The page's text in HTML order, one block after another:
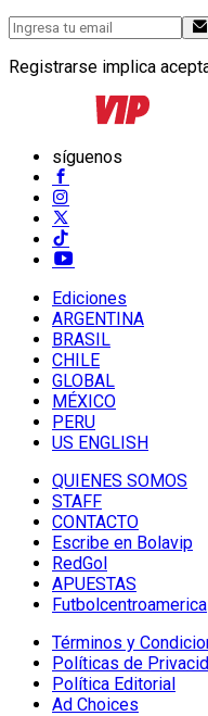
Registrarse implica
síguenos
Ediciones
ARGENTINA
BRASIL
CHILE
GLOBAL
MÉXICO
PERU
US ENGLISH
QUIENES SOMOS
STAFF
CONTACTO
Escribe en Bolavip
RedGol
APUESTAS
Futbolcentroamerica
Términos y
Políticas de
Política Editorial
Ad Choices